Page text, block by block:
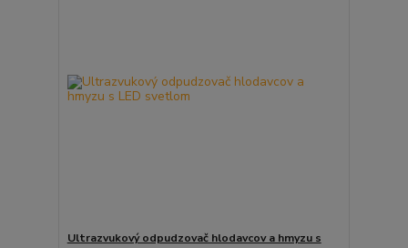
Ultrazvukový odpudzovač hlodavcov a hmyzu s